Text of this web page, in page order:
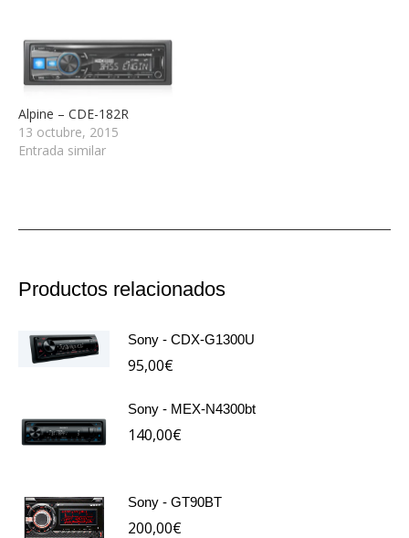
Alpine – CDE-182R
13 octubre, 2015
Entrada similar
Productos relacionados
Sony - CDX-G1300U
95,00€
Sony - MEX-N4300bt
140,00€
Sony - GT90BT
200,00€